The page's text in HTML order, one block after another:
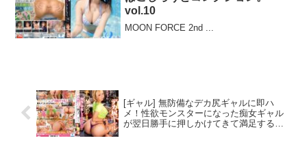
vol.10
MOON FORCE 2nd ...
[ギャル] 無防備なデカ尻ギャルに即ハ
メ！性欲モンスターになった痴女ギャル
が翌日勝手に押しかけてきて満足するま